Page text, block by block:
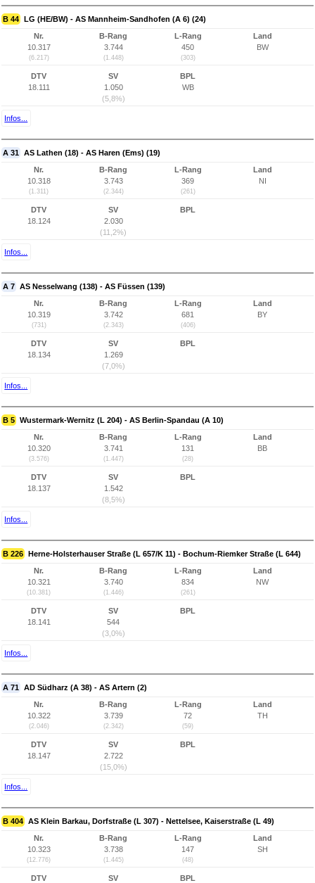
B 44 LG (HE/BW) - AS Mannheim-Sandhofen (A 6) (24)
Nr.
10.317
(6.217)
B-Rang
3.744
(1.448)
L-Rang
450
(303)
Land
BW
DTV
18.111
SV
1.050
(5,8%)
BPL
WB
Infos...
A 31 AS Lathen (18) - AS Haren (Ems) (19)
Nr.
10.318
(1.311)
B-Rang
3.743
(2.344)
L-Rang
369
(261)
Land
NI
DTV
18.124
SV
2.030
(11,2%)
BPL
Infos...
A 7 AS Nesselwang (138) - AS Füssen (139)
Nr.
10.319
(731)
B-Rang
3.742
(2.343)
L-Rang
681
(406)
Land
BY
DTV
18.134
SV
1.269
(7,0%)
BPL
Infos...
B 5 Wustermark-Wernitz (L 204) - AS Berlin-Spandau (A 10)
Nr.
10.320
(3.576)
B-Rang
3.741
(1.447)
L-Rang
131
(28)
Land
BB
DTV
18.137
SV
1.542
(8,5%)
BPL
Infos...
B 226 Herne-Holsterhauser Straße (L 657/K 11) - Bochum-Riemker Straße (L 644)
Nr.
10.321
(10.381)
B-Rang
3.740
(1.446)
L-Rang
834
(261)
Land
NW
DTV
18.141
SV
544
(3,0%)
BPL
Infos...
A 71 AD Südharz (A 38) - AS Artern (2)
Nr.
10.322
(2.046)
B-Rang
3.739
(2.342)
L-Rang
72
(59)
Land
TH
DTV
18.147
SV
2.722
(15,0%)
BPL
Infos...
B 404 AS Klein Barkau, Dorfstraße (L 307) - Nettelsee, Kaiserstraße (L 49)
Nr.
10.323
(12.776)
B-Rang
3.738
(1.445)
L-Rang
147
(48)
Land
SH
DTV
SV
BPL